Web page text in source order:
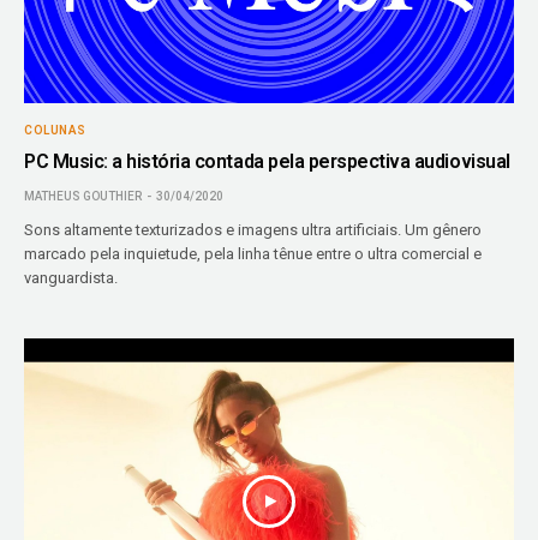
COLUNAS
PC Music: a história contada pela perspectiva audiovisual
MATHEUS GOUTHIER 30/04/2020
Sons altamente texturizados e imagens ultra artificiais. Um gênero
marcado pela inquietude, pela linha tênue entre o ultra comercial e
vanguardista.